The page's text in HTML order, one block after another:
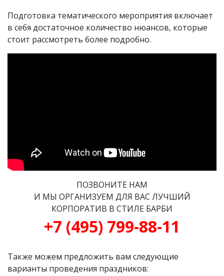
Подготовка тематического мероприятия включает
в себя достаточное количество нюансов, которые
стоит рассмотреть более подробно.
ПОЗВОНИТЕ НАМ
И МЫ ОРГАНИЗУЕМ ДЛЯ ВАС ЛУЧШИЙ
КОРПОРАТИВ В СТИЛЕ БАРБИ
+7 (495) 799-88-11
Также можем предложить вам следующие
варианты проведения праздников: